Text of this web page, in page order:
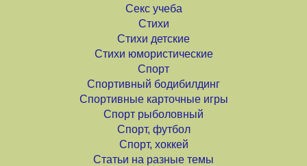
Секс учеба
Стихи
Стихи детские
Стихи юмористические
Спорт
Спортивный бодибилдинг
Спортивные карточные игры
Спорт рыболовный
Спорт, футбол
Спорт, хоккей
Статьи на разные темы